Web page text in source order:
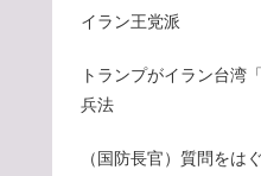
イラン王党派
トランプがイラン台湾
兵法
（国防長官）質問をは